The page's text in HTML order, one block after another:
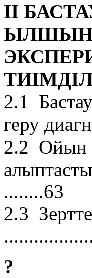
ІІ
ЫЛШЫН
2.1
геру
2.2 Ойын
........63
2.3
?